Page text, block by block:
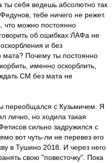
ты себя ведешь абсолютно так
тебе ничего не режет.
можно постоянно
об ошибках ЛАФа не
и без
мата? Почему ты постоянно
именно оскорблить,
СМ без мата не
переобщался с Кузьмичем. Я
лично, но ходила такая
сильно задружился с
вот чуть-ли не перевез его
в Тушино 2018. И через него
свою "повесточку". Пока